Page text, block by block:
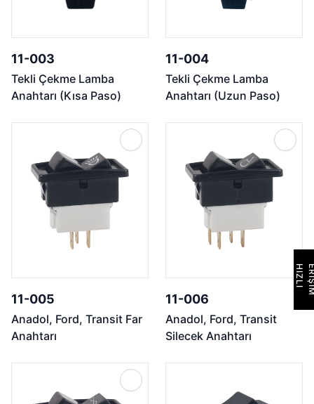
11-003
Tekli Çekme Lamba
Anahtarı (Kısa Paso)
11-004
Tekli Çekme Lamba
Anahtarı (Uzun Paso)
11-005
Anadol, Ford, Transit Far
Anahtarı
11-006
Anadol, Ford, Transit
Silecek Anahtarı
H
I
Z
L
I
E
R
İ
Ş
İ
M